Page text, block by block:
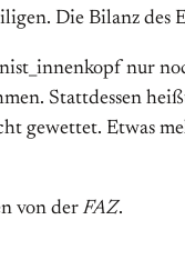
Die Bilanz des
nur
Stattdessen
gewettet. Etwas
von der FAZ.